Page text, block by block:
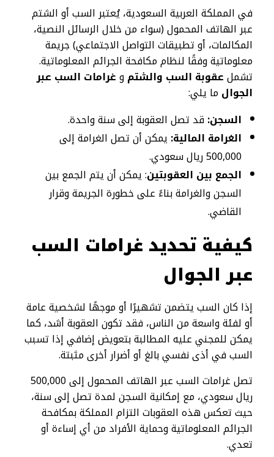
في المملكة العربية السعودية، يُعتبر السب أو الشتم
عبر الهاتف المحمول (سواء من خلال الرسائل النصية،
المكالمات، أو تطبيقات التواصل الاجتماعي) جريمة
معلوماتية وفقًا لنظام مكافحة الجرائم المعلوماتية.
تشملعقوبة السب والشتموغرامات السب عبر
الجوال ما يلي:
السجن:قد تصل العقوبة إلى سنة واحدة.
الغرامة المالية: يمكن أن تصل الغرامة إلى
500,000 ريال سعودي.
الجمع بين العقوبتين: يمكن أن يتم الجمع بين
السجن والغرامة بناءً على خطورة الجريمة وقرار
القاضي.
كيفية تحديد غرامات السب
عبر الجوال
إذا كان السب يتضمن تشهيرًا أو موجهًا لشخصية عامة
أو لفئة واسعة من الناس، فقد تكون العقوبة أشد، كما
يمكن للمجني عليه المطالبة بتعويض إضافي إذا تسبب
السب في أذى نفسي بالغ أو أضرار أخرى مثبتة.
تصل غرامات السب عبر الهاتف المحمول إلى 500,000
ريال سعودي، مع إمكانية السجن لمدة تصل إلى سنة،
حيث تعكس هذه العقوبات التزام المملكة بمكافحة
الجرائم المعلوماتية وحماية الأفراد من أي إساءة أو
تعدي.